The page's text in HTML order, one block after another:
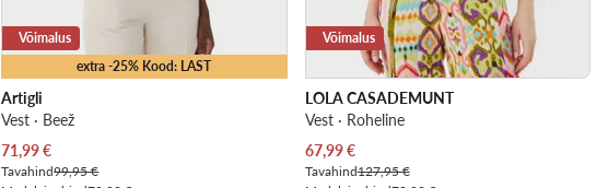
extra -25% Kood: LAST
Võimalus
Artigli
Vest · Beež
Praegune hind
71,99€
Tavahind99,95 €
Võimalus
LOLA CASADEMUNT
Vest · Roheline
Praegune hind
67,99€
Tavahind127,95 €